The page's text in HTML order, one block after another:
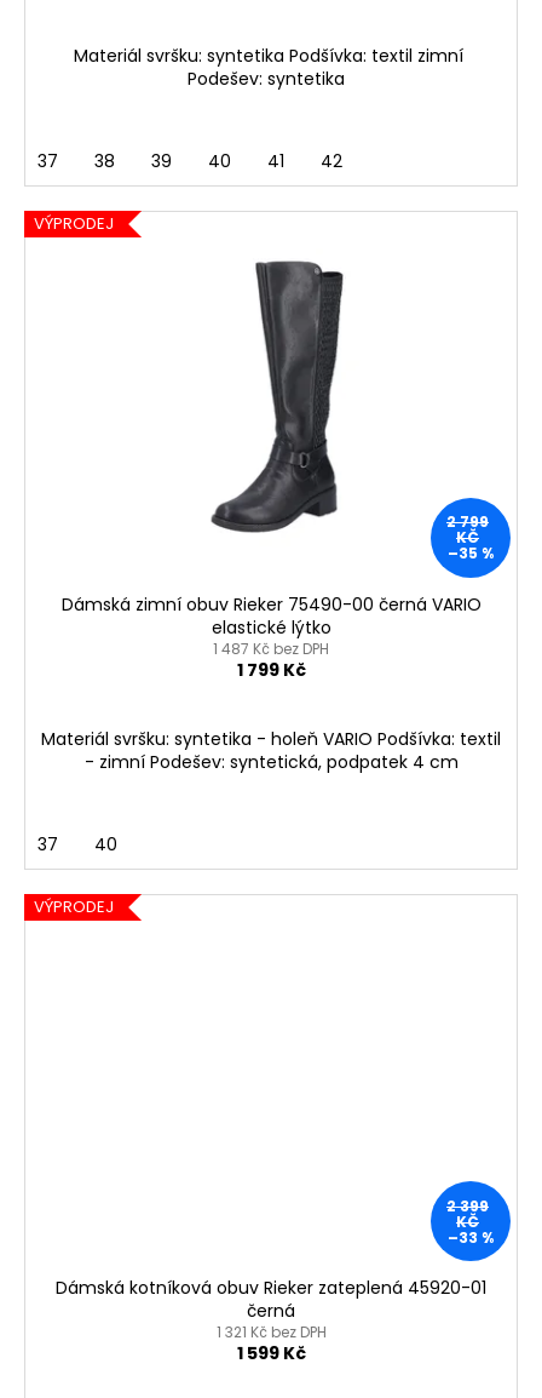
Materiál svršku: syntetika Podšívka: textil zimní
Podešev: syntetika
37 38 39 40 41 42
VÝPRODEJ
2 799
KČ
–35 %
Dámská zimní obuv Rieker 75490-00 černá VARIO
elastické lýtko
1 487 Kč bez DPH
1 799 Kč
Materiál svršku: syntetika - holeň VARIO Podšívka: textil
- zimní Podešev: syntetická, podpatek 4 cm
37 40
VÝPRODEJ
2 399
KČ
–33 %
Dámská kotníková obuv Rieker zateplená 45920-01
černá
1 321 Kč bez DPH
1 599 Kč